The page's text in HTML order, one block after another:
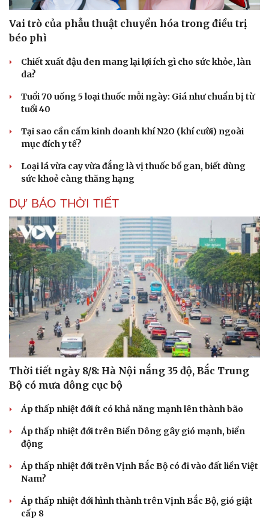
Cải chính
Vai trò của phẫu thuật chuyển hóa trong điều trị
béo phì
Chiết xuất đậu đen mang lại lợi ích gì cho sức khỏe, làn
da?
Tuổi 70 uống 5 loại thuốc mỗi ngày: Giá như chuẩn bị từ
tuổi 40
Tại sao cần cấm kinh doanh khí N2O (khí cười) ngoài
mục đích y tế?
Loại lá vừa cay vừa đắng là vị thuốc bổ gan, biết dùng
sức khoẻ càng thăng hạng
DỰ BÁO THỜI TIẾT
Thời tiết ngày 8/8: Hà Nội nắng 35 độ, Bắc Trung
Bộ có mưa dông cục bộ
Áp thấp nhiệt đới ít có khả năng mạnh lên thành bão
Áp thấp nhiệt đới trên Biển Đông gây gió mạnh, biển
động
Áp thấp nhiệt đới trên Vịnh Bắc Bộ có đi vào đất liền Việt
Nam?
Áp thấp nhiệt đới hình thành trên Vịnh Bắc Bộ, gió giật
cấp 8